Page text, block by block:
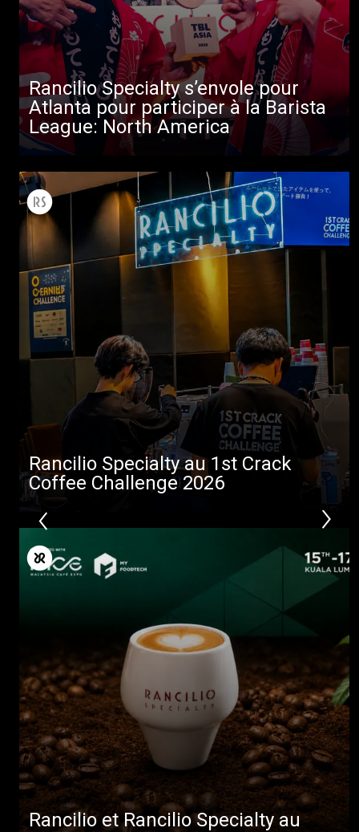
Rancilio Specialty s’envole pour
Atlanta pour participer à la Barista
League: North America
Rancilio Specialty au 1st Crack
Coffee Challenge 2026
Rancilio et Rancilio Specialty au
Toutes
Produits
Nouvelles
Télécharger
Plus de